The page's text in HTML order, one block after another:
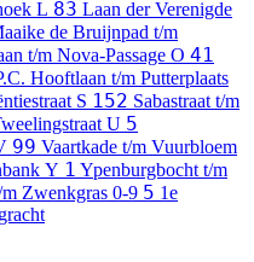
L 83 Laan der Verenigde
de Bruijnpad t/m
t/m Nova-Passage O 41
Hooftlaan t/m Putterplaats
S 152 Sabastraat t/m
U 5
99 Vaartkade t/m Vuurbloem
Y 1 Ypenburgbocht t/m
Zwenkgras 0-9 5 1e